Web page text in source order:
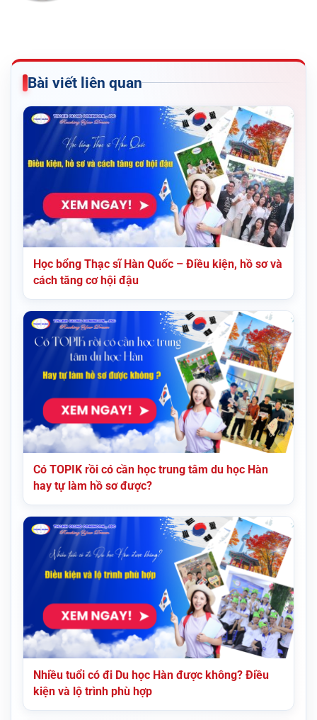
Bài viết liên quan
Học bổng Thạc sĩ Hàn Quốc – Điều kiện, hồ sơ và
cách tăng cơ hội đậu
Có TOPIK rồi có cần học trung tâm du học Hàn
hay tự làm hồ sơ được?
Nhiều tuổi có đi Du học Hàn được không? Điều
kiện và lộ trình phù hợp